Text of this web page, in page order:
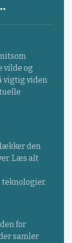
vilde og
vigtig viden
den
Læs alt
for
samler